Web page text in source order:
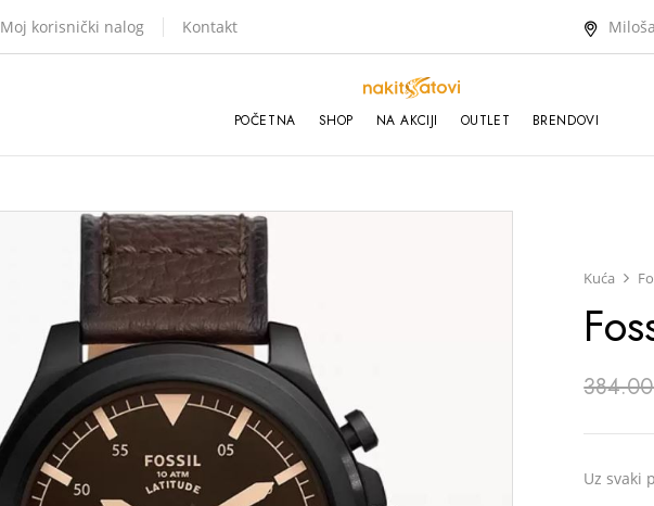
Moj korisnički nalog Kontakt
POČETNA SHOP NA AKCIJI OUTLET BRENDOVI
Kuća
384.00
Uz svaki